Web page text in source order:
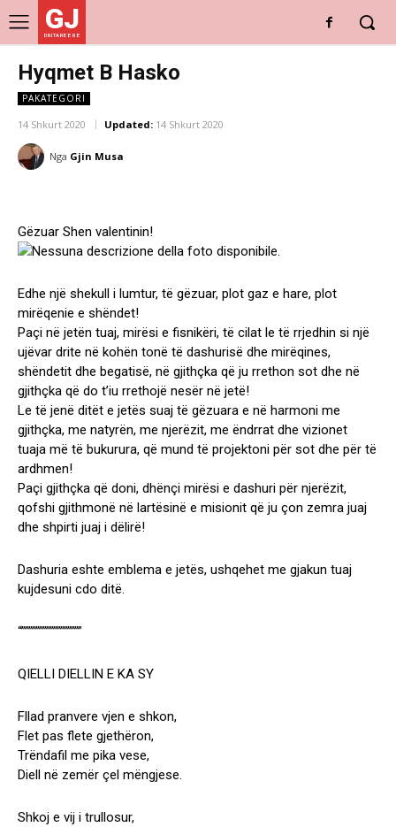
GJ
DRITARE E RE
Hyqmet B Hasko
PAKATEGORI
14 Shkurt 2020 Updated: 14 Shkurt 2020
Nga Gjin Musa
Gëzuar Shen valentinin!
Edhe një shekull i lumtur, të gëzuar, plot gaz e hare, plot
mirëqenie e shëndet!
Paçi në jetën tuaj, mirësi e fisnikëri, të cilat le të rrjedhin si një
ujëvar drite në kohën tonë të dashurisë dhe mirëqines,
shëndetit dhe begatisë, në gjithçka që ju rrethon sot dhe në
gjithçka që do t’iu rrethojë nesër në jetë!
Le të jenë ditët e jetës suaj të gëzuara e në harmoni me
gjithçka, me natyrën, me njerëzit, me ëndrrat dhe vizionet
tuaja më të bukurura, që mund të projektoni për sot dhe për të
ardhmen!
Paçi gjithçka që doni, dhënçi mirësi e dashuri për njerëzit,
qofshi gjithmonë në lartësinë e misionit që ju çon zemra juaj
dhe shpirti juaj i dëlirë!
Dashuria eshte emblema e jetës, ushqehet me gjakun tuaj
kujdesuni cdo ditë.
“”””””””””””””””””
QIELLI DIELLIN E KA SY
Fllad pranvere vjen e shkon,
Flet pas flete gjethëron,
Trëndafil me pika vese,
Diell në zemër çel mëngjese.
Shkoj e vij i trullosur,